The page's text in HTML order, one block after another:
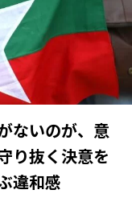
ないのが、意
り抜く決意を
違和感